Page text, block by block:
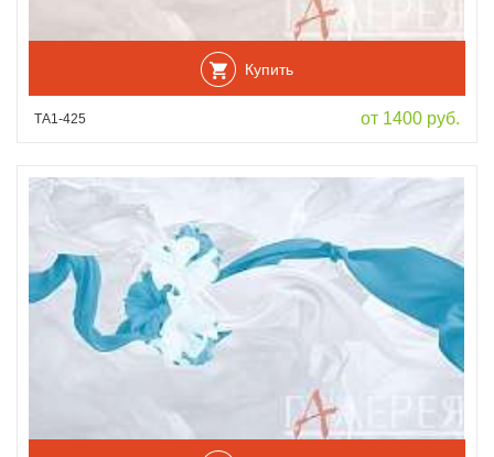
Купить
ТА1-425 от 1400 руб.